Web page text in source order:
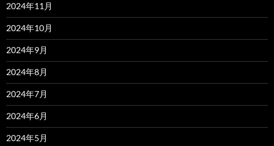
2024年11月
2024年10月
2024年9月
2024年8月
2024年7月
2024年6月
2024年5月